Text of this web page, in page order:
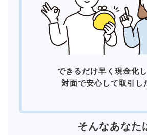
できるだけ早く現金化し
対面で安心して取引し
そんなあなた